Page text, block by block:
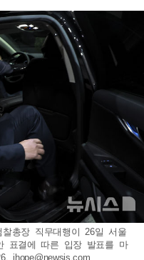
총장 직무대행이 26일 서울
표결에 따른 입장 발표를 마
jhope@newsis.com